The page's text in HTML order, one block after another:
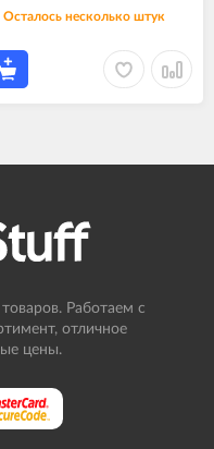
Осталось несколько штук
Работаем с
отличное
цены.